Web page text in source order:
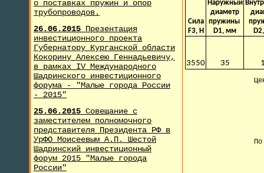
о поставках пружин и опор
трубопроводов.
26.06.2015 Презентация
инвестиционного проекта
Губернатору Курганской области
Кокорину Алексею Геннадьевичу,
в рамках IV Международного
Шадринского инвестиционного
форума - "Малые города России
- 2015"
25.06.2015 Совещание с
заместителем полномочного
представителя Президента РФ в
УрФО Моисеевым А.П. Шестой
Шадринский инвестиционный
форум 2015 "Малые города
России"
Сила
F3, H
Наружный
диаметр
пружины
D1, мм
3550 35